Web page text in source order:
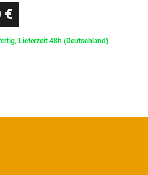
€
Lieferzeit 48h (Deutschland)